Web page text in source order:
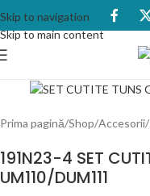
Skip to navigation
Skip to main content
Prima pagină Shop Accesorii
191N23-4 SET
UM110/DUM111